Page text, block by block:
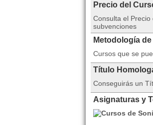
Precio del
Consulta el Precio
subvenciones
Metodología
Cursos que se
Título
Conseguirás un
Asignaturas y